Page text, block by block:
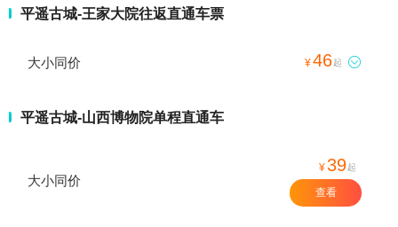
平遥古城-王家大院往返直通车票
大小同价 ¥46起 
平遥古城-山西博物院单程直通车
大小同价
¥39起
查看